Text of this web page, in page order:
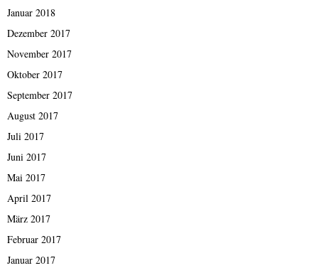
Januar 2018
Dezember 2017
November 2017
Oktober 2017
September 2017
August 2017
Juli 2017
Juni 2017
Mai 2017
April 2017
März 2017
Februar 2017
Januar 2017